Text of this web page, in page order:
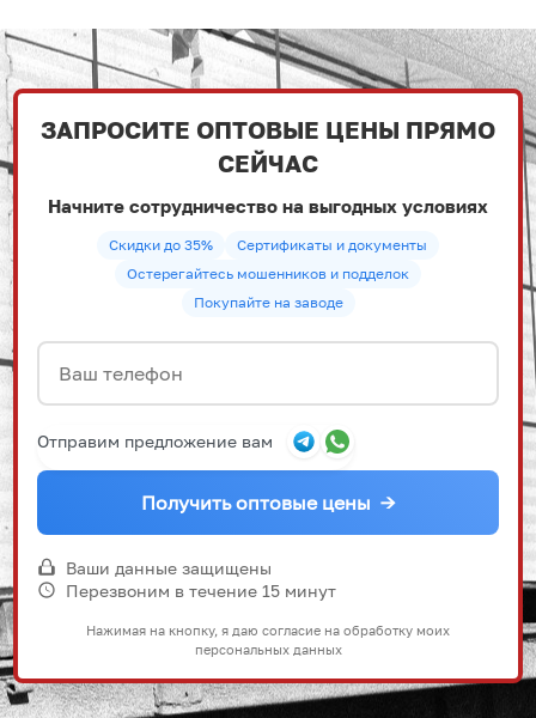
ЗАПРОСИТЕ ОПТОВЫЕ ЦЕНЫ ПРЯМО
СЕЙЧАС
Начните сотрудничество на выгодных условиях
Скидки до 35%
Сертификаты и документы
Остерегайтесь мошенников и подделок
Покупайте на заводе
Отправим предложение вам
Получить оптовые цены →
Ваши данные защищены
Перезвоним в течение 15 минут
Нажимая на кнопку, я даю согласие на обработку моих
персональных данных